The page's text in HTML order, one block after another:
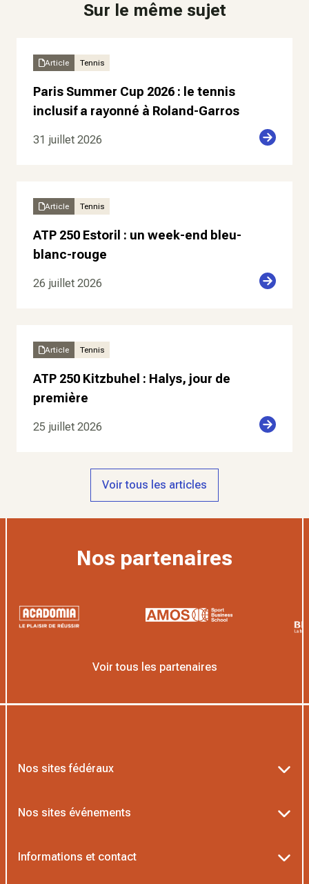
Sur le même sujet
Article Tennis
Paris Summer Cup 2026 : le tennis
inclusif a rayonné à Roland-Garros
31 juillet 2026
Article Tennis
ATP 250 Estoril : un week-end bleu-
blanc-rouge
26 juillet 2026
Article Tennis
ATP 250 Kitzbuhel : Halys, jour de
première
25 juillet 2026
Voir tous les articles
Nos partenaires
Voir tous les partenaires
Nos sites fédéraux
Nos sites événements
Informations et contact